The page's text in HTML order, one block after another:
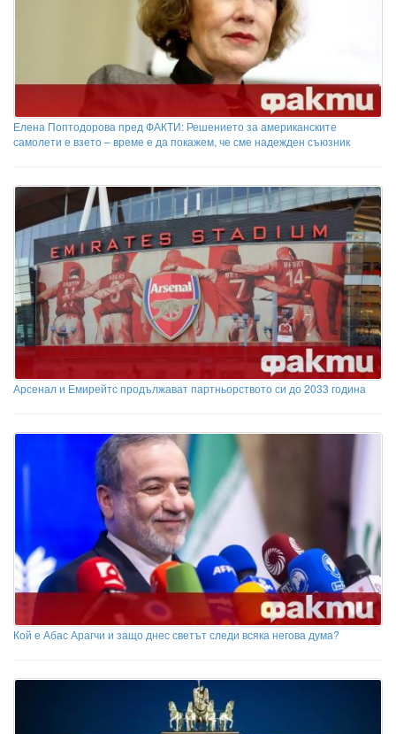
Елена Поптодорова пред ФАКТИ: Решението за американските
самолети е взето – време е да покажем, че сме надежден съюзник
Арсенал и Емирейтс продължават партньорството си до 2033 година
Кой е Абас Арагчи и защо днес светът следи всяка негова дума?